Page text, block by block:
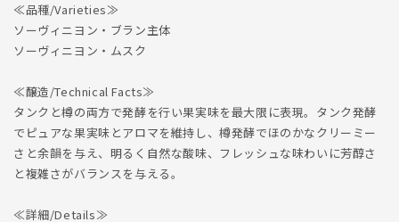
≪品種/Varieties≫
ソーヴィニヨン・ブラン主体
ソーヴィニヨン・ムスク
≪醸造/Technical Facts≫
タンクと樽の両方で発酵を行い果実味を最大限に表現。タンク発酵
でピュアな果実味とアロマを維持し、樽発酵でほのかなクリーミー
さと余韻を与え、明るく自然な酸味、フレッシュな味わいに芳醇さ
と複雑さがバランスを与える。
≪詳細/Details≫